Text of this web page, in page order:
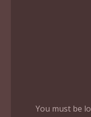
You must be